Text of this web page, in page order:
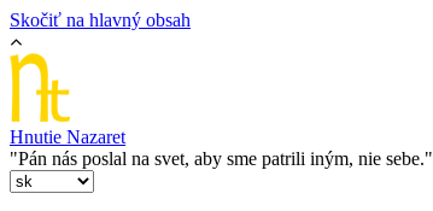
Skočiť na hlavný obsah
Hnutie Nazaret
"Pán nás poslal na svet, aby sme patrili iným, nie sebe."